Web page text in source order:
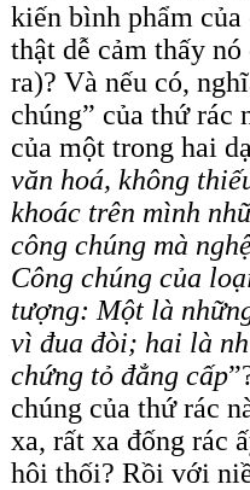
kiến bình phẩm
thật dễ cảm thấy
ra)? Và nếu có,
chúng” của thứ rác
của một trong hai
văn hoá, không
khoác trên mình
công chúng mà
Công chúng của
tượng: Một là
vì đua đòi; hai là
chứng tỏ đẳng cấp
chúng của thứ rác
xa, rất xa đống rác
hôi thối? Rồi với